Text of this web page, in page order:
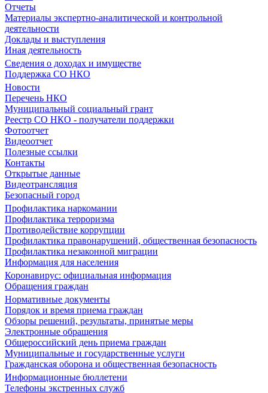
Отчеты
Материалы экспертно-аналитической и контрольной
деятельности
Доклады и выступления
Иная деятельность
Сведения о доходах и имуществе
Поддержка СО НКО
Новости
Перечень НКО
Муниципальный социальный грант
Реестр СО НКО - получатели поддержки
Фотоотчет
Видеоотчет
Полезные ссылки
Контакты
Открытые данные
Видеотрансляция
Безопасный город
Профилактика наркомании
Профилактика терроризма
Противодействие коррупции
Профилактика правонарушений, общественная безопасность
Профилактика незаконной миграции
Информация для населения
Коронавирус: официальная информация
Обращения граждан
Нормативные документы
Порядок и время приема граждан
Обзоры решений, результаты, принятые меры
Электронные обращения
Общероссийский день приема граждан
Муниципальные и государственные услуги
Гражданская оборона и общественная безопасность
Информационные бюллетени
Телефоны экстренных служб